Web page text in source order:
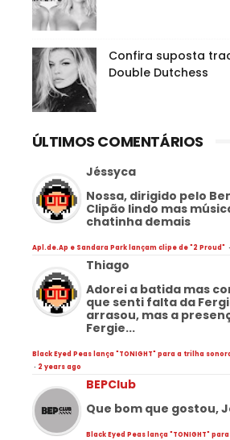
Confira suposta
Double Dutchess
ÚLTIMOS COMENTÁRIOS
Jéssyca
Nossa, dirigido pelo
Clipão lindo mas
chatinha demais
Apl.de.Ap e Sandara Park lançam clipe de "2 Proud" ·
Thiago
Adorei a batida mas
que senti falta da
arrasou, mas a
Fergie...
Black Eyed Peas lança "TONIGHT" para a trilha
· 2 years ago
BEPClub
Que bom que gostou,
Black Eyed Peas lança "TONIGHT"